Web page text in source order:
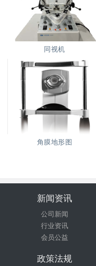
同视机
角膜地形图
新闻资讯
公司新闻
行业资讯
会员公益
政策法规